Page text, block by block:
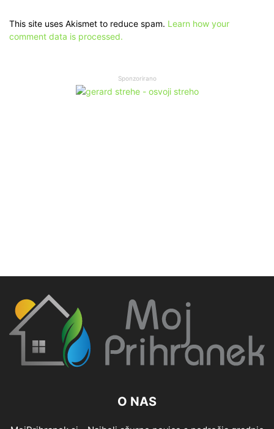
This site uses Akismet to reduce spam. Learn how your
comment data is processed.
Sponzorirano
O NAS